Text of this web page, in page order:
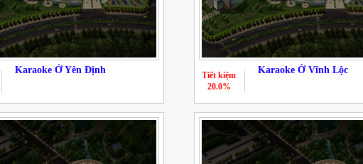
Karaoke Ở Yên Định Karaoke Ở Vĩnh Lộc
Tiết kiệm
20.0%